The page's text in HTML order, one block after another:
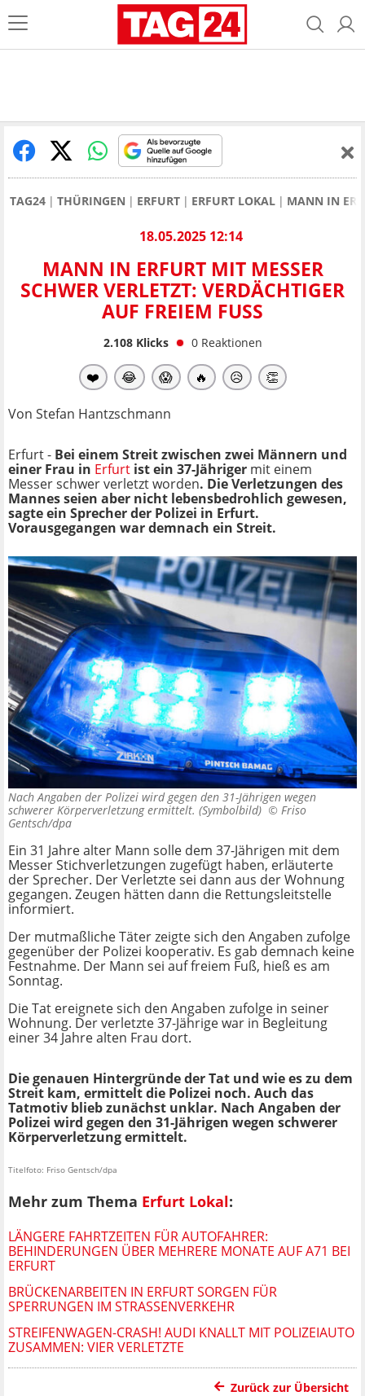
TAG24 THÜRINGEN ERFURT ERFURT LOKAL MANN IN
18.05.2025 12:14
MANN IN ERFURT MIT MESSER
SCHWER VERLETZT: VERDÄCHTIGER
AUF FREIEM FUSS
2.108Klicks 0 Reaktionen
❤️ 😂 😱 🔥 😥 👏
Von Stefan Hantzschmann
Erfurt - Bei einem Streit zwischen zwei Männern und
einer Frau in Erfurt ist ein 37-Jähriger mit einem
Messer schwer verletzt worden. Die Verletzungen des
Mannes seien aber nicht lebensbedrohlich gewesen,
sagte ein Sprecher der Polizei in Erfurt.
Vorausgegangen war demnach ein Streit.
Nach Angaben der Polizei wird gegen den 31-Jährigen wegen
schwerer Körperverletzung ermittelt. (Symbolbild) © Friso
Gentsch/dpa
Ein 31 Jahre alter Mann solle dem 37-Jährigen mit dem
Messer Stichverletzungen zugefügt haben, erläuterte
der Sprecher. Der Verletzte sei dann aus der Wohnung
gegangen. Zeugen hätten dann die Rettungsleitstelle
informiert.
Der mutmaßliche Täter zeigte sich den Angaben zufolge
gegenüber der Polizei kooperativ. Es gab demnach keine
Festnahme. Der Mann sei auf freiem Fuß, hieß es am
Sonntag.
Die Tat ereignete sich den Angaben zufolge in seiner
Wohnung. Der verletzte 37-Jährige war in Begleitung
einer 34 Jahre alten Frau dort.
Die genauen Hintergründe der Tat und wie es zu dem
Streit kam, ermittelt die Polizei noch. Auch das
Tatmotiv blieb zunächst unklar. Nach Angaben der
Polizei wird gegen den 31-Jährigen wegen schwerer
Körperverletzung ermittelt.
Titelfoto: Friso Gentsch/dpa
Mehr zum Thema Erfurt Lokal:
LÄNGERE FAHRTZEITEN FÜR AUTOFAHRER:
BEHINDERUNGEN ÜBER MEHRERE MONATE AUF A71 BEI
ERFURT
BRÜCKENARBEITEN IN ERFURT SORGEN FÜR
SPERRUNGEN IM STRASSENVERKEHR
STREIFENWAGEN-CRASH! AUDI KNALLT MIT POLIZEIAUTO
ZUSAMMEN: VIER VERLETZTE
Zurück zur Übersicht